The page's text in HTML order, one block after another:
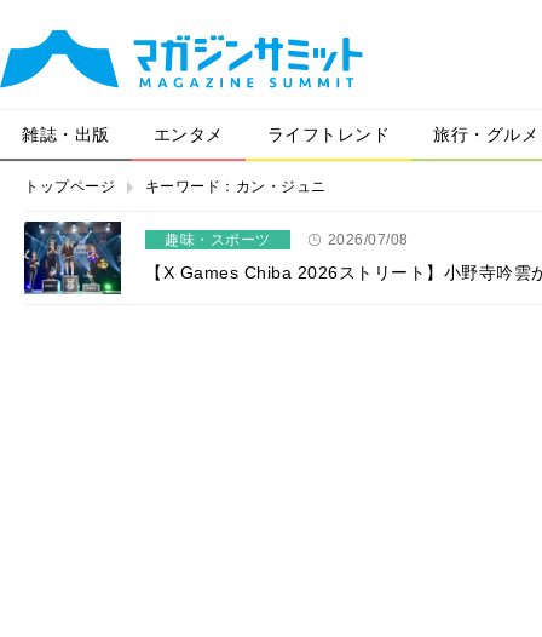
雑誌・出版 エンタメ ライフトレンド 旅行・グルメ
トップページ キーワード：カン・ジュニ
趣味・スポーツ 2026/07/08
【X Games Chiba 2026ストリート】小野寺吟